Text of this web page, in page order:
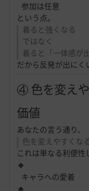
参加は任意
という点。
着ると強くなる
ではなく
着ると「一体感が
だから反発が出にく
④ 色を変え
価値
あなたの言う通り、
色を変えやすくな
これは単なる利便性
キャラへの愛着